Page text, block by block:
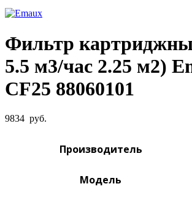
Фильтр
5.5 м3/час 2.25 м2)
CF25 88060101
9834 руб.
Производитель
Модель